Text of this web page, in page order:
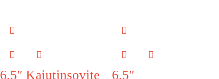
6,5″ Kaiutinsovite
6,5″